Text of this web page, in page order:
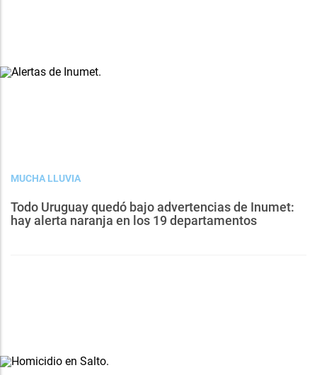
MUCHA LLUVIA
Todo Uruguay quedó bajo advertencias de Inumet:
hay alerta naranja en los 19 departamentos